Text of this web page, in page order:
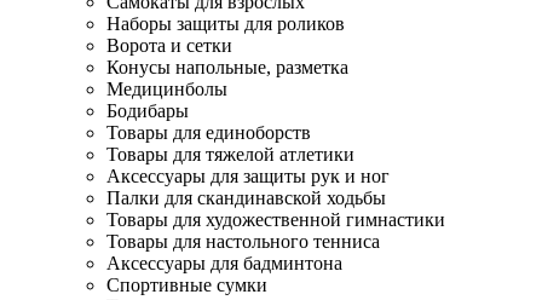
Наборы защиты для роликов
Ворота и сетки
Конусы напольные, разметка
Медицинболы
Бодибары
Товары для единоборств
Товары для тяжелой атлетики
Аксессуары для защиты рук и ног
Палки для скандинавской ходьбы
Товары для художественной гимнастики
Товары для настольного тенниса
Аксессуары для бадминтона
Спортивные сумки